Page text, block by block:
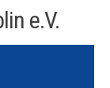
e.V.